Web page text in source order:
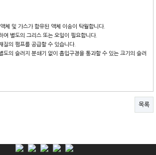
체 및 가스가 함유된 액체 이송이 탁월합니다.
여 별도의 그리스 또는 오일이 필요합니다.
질의 펌프를 공급할 수 있습니다.
도의 슬러지 분쇄기 없이 흡입구경을 통과할 수 있는 크기의 슬러
목록